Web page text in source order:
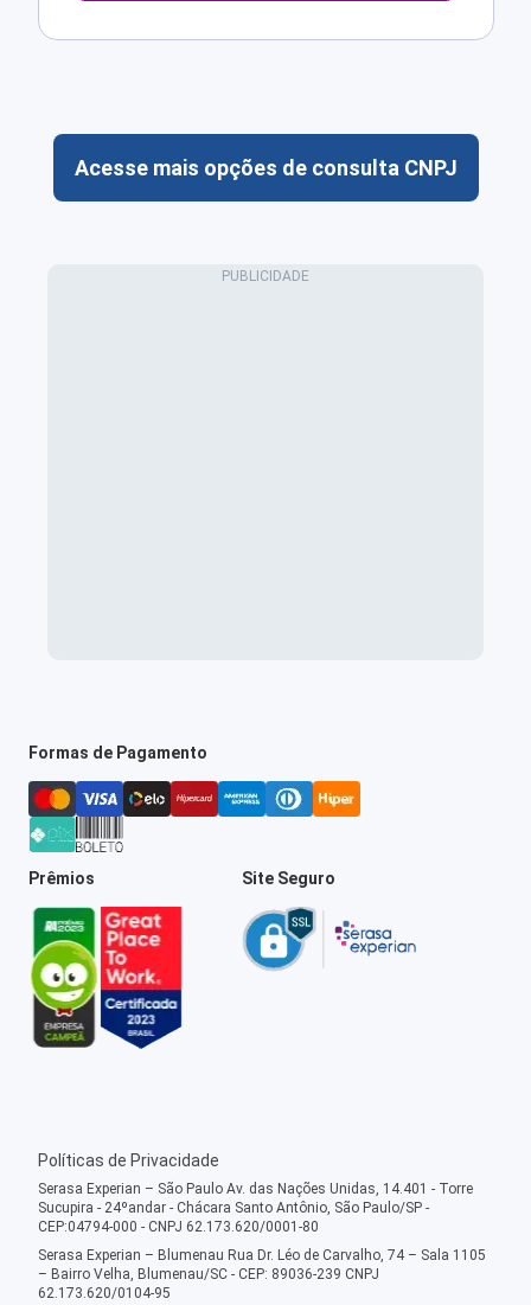
Acesse mais opções de consulta CNPJ
Formas de Pagamento
Prêmios Site Seguro
Políticas de Privacidade
Serasa Experian – São Paulo Av. das Nações Unidas, 14.401 - Torre
Sucupira - 24ºandar - Chácara Santo Antônio, São Paulo/SP -
CEP:04794-000 - CNPJ 62.173.620/0001-80
Serasa Experian – Blumenau Rua Dr. Léo de Carvalho, 74 – Sala 1105
– Bairro Velha, Blumenau/SC - CEP: 89036-239 CNPJ
62.173.620/0104-95